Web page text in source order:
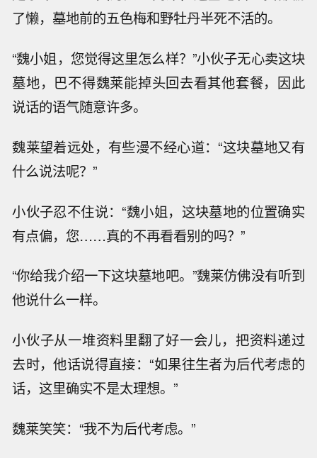
了懒，墓地前的五色梅和野牡丹半死不活的。
“魏小姐，您觉得这里怎么样？”小伙子无心卖这块
墓地，巴不得魏莱能掉头回去看其他套餐，因此
说话的语气随意许多。
魏莱望着远处，有些漫不经心道：“这块墓地又有
什么说法呢？”
小伙子忍不住说：“魏小姐，这块墓地的位置确实
有点偏，您……真的不再看看别的吗？”
“你给我介绍一下这块墓地吧。”魏莱仿佛没有听到
他说什么一样。
小伙子从一堆资料里翻了好一会儿，把资料递过
去时，他话说得直接：“如果往生者为后代考虑的
话，这里确实不是太理想。”
魏莱笑笑：“我不为后代考虑。”